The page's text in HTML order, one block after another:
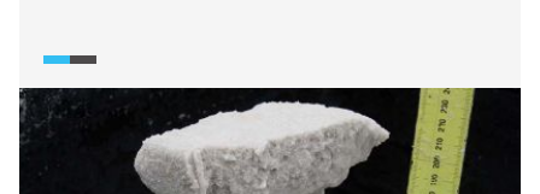
místech. Eroze pak přednostně odnáší materiál
z nezatížených částí a modeluje skalní útvary, které
jsou v materiálu předem zaklíčovány. Svoje závěry
dokládají vědci z Geologického ústavu AV ČR
konkrétními pokusy, prováděnými v lomu Střeleč